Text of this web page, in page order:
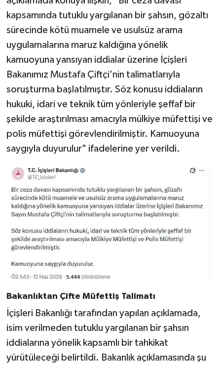
kapsamında tutuklu yargılanan bir şahsın, gözaltı
sürecinde kötü muamele ve usulsüz arama
uygulamalarına maruz kaldığına yönelik
kamuoyuna yansıyan iddialar üzerine İçişleri
Bakanımız Mustafa Çiftçi'nin talimatlarıyla
soruşturma başlatılmıştır. Söz konusu iddiaların
hukuki, idari ve teknik tüm yönleriyle şeffaf bir
şekilde araştırılması amacıyla mülkiye müfettişi ve
polis müfettişi görevlendirilmiştir. Kamuoyuna
saygıyla duyurulur" ifadelerine yer verildi.
Bakanlıktan Çifte Müfettiş Talimatı
İçişleri Bakanlığı tarafından yapılan açıklamada,
isim verilmeden tutuklu yargılanan bir şahsın
iddialarına yönelik kapsamlı bir tahkikat
yürütüleceği belirtildi. Bakanlık açıklamasında şu